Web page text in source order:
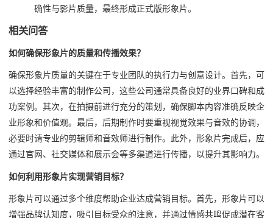
确性与影片质量，最终形成正式版形象片。
相关问答
如何确保形象片的质量和传播效果？
确保形象片质量的关键在于专业团队的执行力与创意设计。首先，可
以选择经验丰富的制作公司，这些公司通常具备良好的业界口碑和成
功案例。其次，在拍摄前进行充分的策划，确保脚本内容准确反映企
业形象和价值观。最后，后期制作时要重视视觉效果与音效的协调，
必要时请专业的剪辑师和音效师进行制作。此外，形象片完成后，应
通过官网、社交媒体和展示会等多渠道进行传播，以提升其影响力。
如何利用形象片实现营销目标？
形象片可以通过多个维度帮助企业达成营销目标。首先，形象片可以
增强品牌认知度，吸引目标受众的注意，并通过情感共鸣促成潜在客